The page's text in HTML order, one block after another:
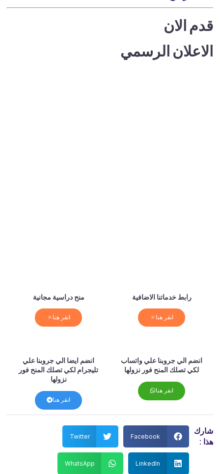
قدم الان
الاعلان الرسمي
رابط خدماتنا الاضافية
انقر هنا
منح دراسية مجانية
انقر هنا
انضم الي جروبنا علي واتساب
لكي تصلك المنح فور نزولها
انقر هنا
انضم ايضا الي جروبنا علي
تليجرام لكي تصلك المنح فور
نزولها
انقر هنا
شارك
هذا :
Facebook
Twitter
LinkedIn
WhatsApp